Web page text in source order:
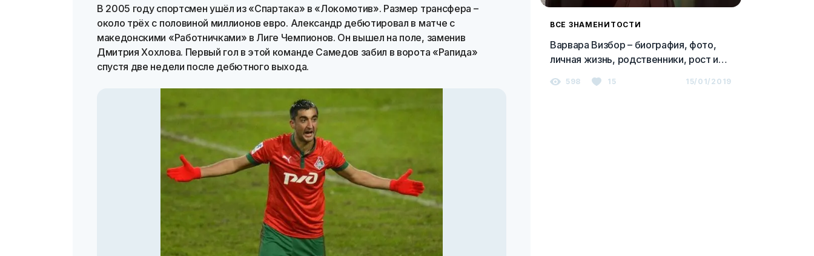
В 2005 году спортсмен ушёл из «Спартака» в «Локомотив». Размер трансфера –
около трёх с половиной миллионов евро. Александр дебютировал в матче с
македонскими «Работничками» в Лиге Чемпионов. Он вышел на поле, заменив
Дмитрия Хохлова. Первый гол в этой команде Самедов забил в ворота «Рапида»
спустя две недели после дебютного выхода.
ВСЕ ЗНАМЕНИТОСТИ
Варвара Визбор – биография, фото,
личная жизнь, родственники, рост и
598 15 15/01/2019